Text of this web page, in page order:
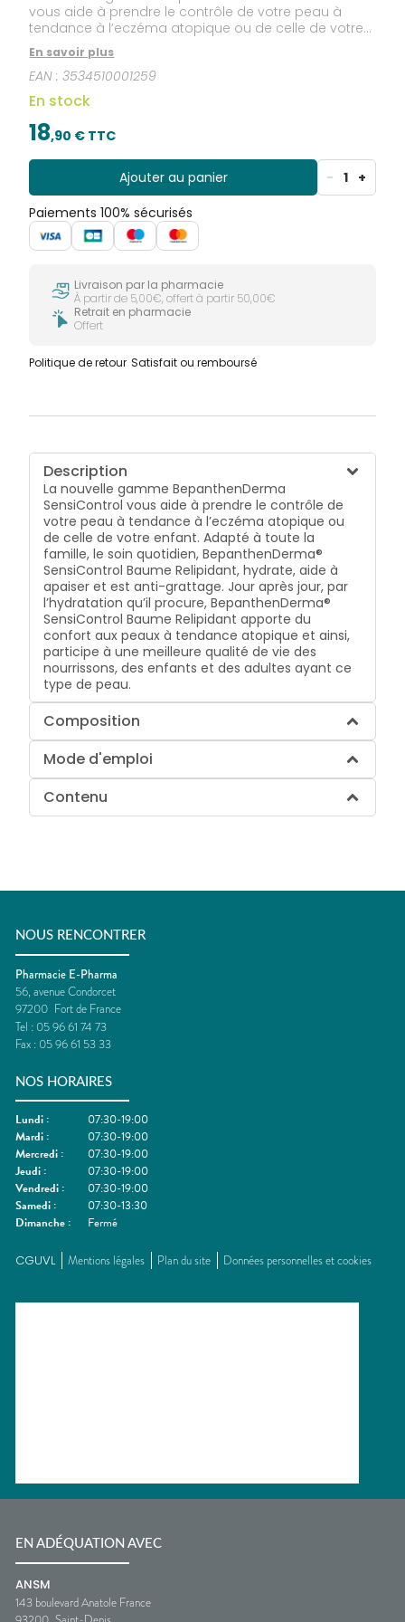
vous aide à prendre le contrôle de votre peau à
tendance à l’eczéma atopique ou de celle de votre
enfant. Adapté à toute la famille, le soin quotidien,
BepanthenDerma® SensiControl Baume Relipidant,
hydrate, aide à apaiser et est anti-grattage. Jour
après jour, par l’hydratation qu’il procure,
BepanthenDerma® SensiControl Baume Relipidant
apporte du confort aux peaux à tendance atopique
et ainsi, participe à une meilleure qualité de vie des
nourrissons, des enfants et des adultes ayant ce
En savoir plus
EAN :3534510001259
En stock
18,90 € TTC
Ajouter au panier - 1 +
Paiements 100% sécurisés
Livraison par la pharmacie
À partir de 5,00€, offert à partir 50,00€
Retrait en pharmacie
Offert
Politique de retour Satisfait ou remboursé
Description
La nouvelle gamme BepanthenDerma
SensiControl vous aide à prendre le contrôle de
votre peau à tendance à l’eczéma atopique ou
de celle de votre enfant. Adapté à toute la
famille, le soin quotidien, BepanthenDerma®
SensiControl Baume Relipidant, hydrate, aide à
apaiser et est anti-grattage. Jour après jour, par
l’hydratation qu’il procure, BepanthenDerma®
SensiControl Baume Relipidant apporte du
confort aux peaux à tendance atopique et ainsi,
participe à une meilleure qualité de vie des
nourrissons, des enfants et des adultes ayant ce
type de peau.
Composition
Mode d'emploi
Contenu
NOUS RENCONTRER
Pharmacie E-Pharma
56, avenue Condorcet
97200 Fort de France
Tel : 05 96 61 74 73
Fax : 05 96 61 53 33
NOS HORAIRES
Lundi :
07:30-19:00
Mardi :
07:30-19:00
Mercredi :
07:30-19:00
Jeudi :
07:30-19:00
Vendredi :
07:30-19:00
Samedi :
07:30-13:30
Dimanche : Fermé
CGUVL Mentions légales Plan du site Données personnelles et cookies
EN ADÉQUATION AVEC
ANSM
143 boulevard Anatole France